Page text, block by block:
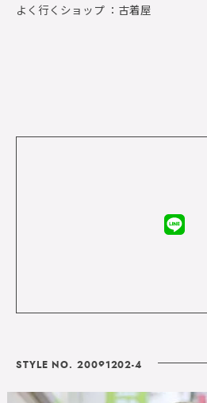
よく行くショップ ： 古着屋
STYLE NO. 20091202-4